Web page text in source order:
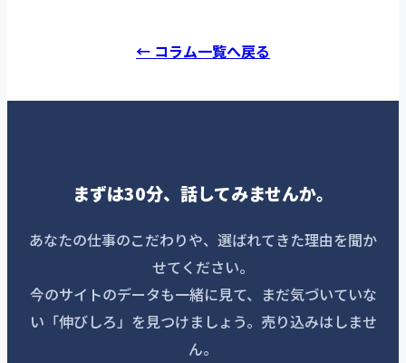
← コラム一覧へ戻る
まずは30分、話してみませんか。
あなたの仕事のこだわりや、選ばれてきた理由を聞か
せてください。
今のサイトのデータも一緒に見て、まだ気づいていな
い「伸びしろ」を見つけましょう。売り込みはしませ
ん。